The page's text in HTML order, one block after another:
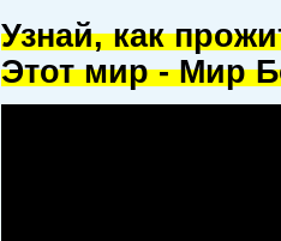
Узнай, как
Этот мир - Мир